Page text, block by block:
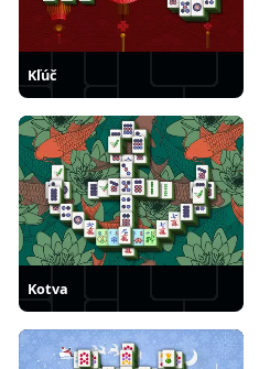
Kľúč
Kotva